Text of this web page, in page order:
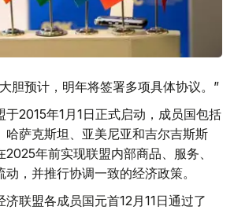
胆预计，明年将签署多项具体协议。”
2015年1月1日正式启动，成员国包括
哈萨克斯坦、亚美尼亚和吉尔吉斯斯
年前实现联盟内部商品、服务、
，并推行协调一致的经济政策。
济联盟各成员国元首12月11日通过了